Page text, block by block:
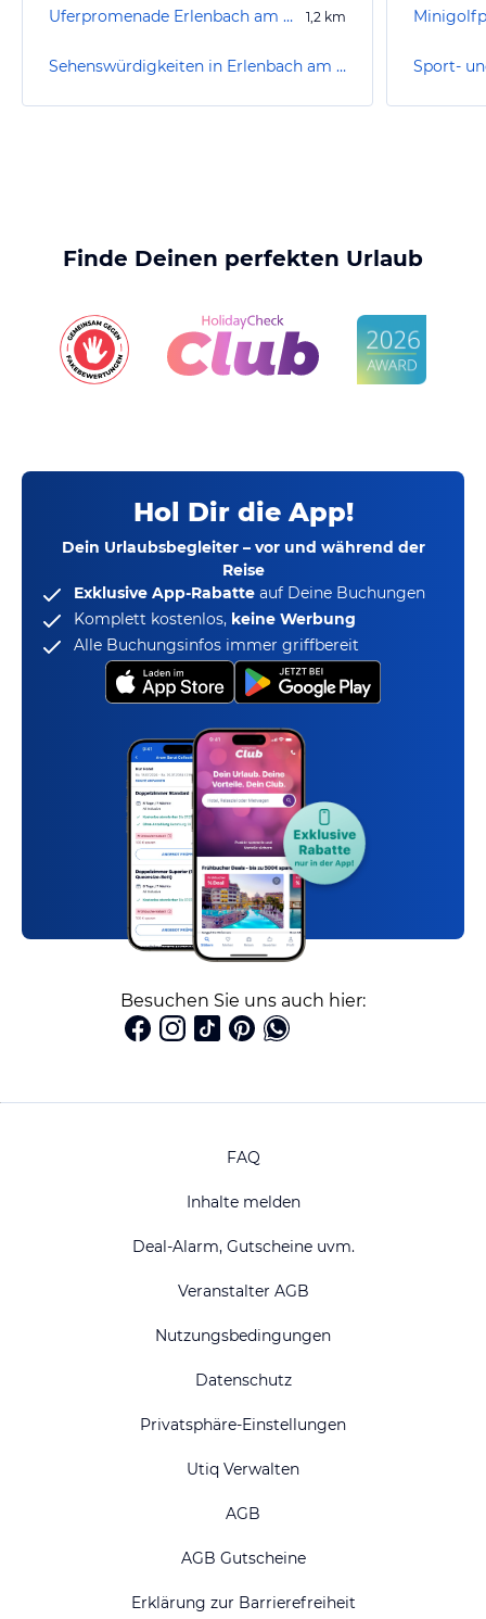
Uferpromenade Erlenbach am Main 1,2 km
Sehenswürdigkeiten in Erlenbach am Main
Finde Deinen perfekten Urlaub
Hol Dir die App!
Dein Urlaubsbegleiter – vor und während der
Reise
Exklusive App-Rabatte auf Deine Buchungen
Komplett kostenlos, keine Werbung
Alle Buchungsinfos immer griffbereit
Besuchen Sie uns auch hier:
FAQ
Inhalte melden
Deal-Alarm, Gutscheine uvm.
Veranstalter AGB
Nutzungsbedingungen
Datenschutz
Privatsphäre-Einstellungen
Utiq Verwalten
AGB
AGB Gutscheine
Erklärung zur Barrierefreiheit